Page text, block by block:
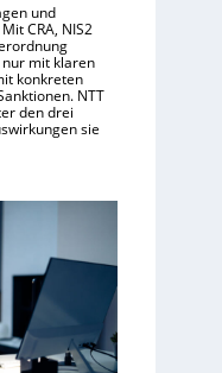
und
CRA, NIS2
mit klaren
konkreten
NTT
den drei
sie